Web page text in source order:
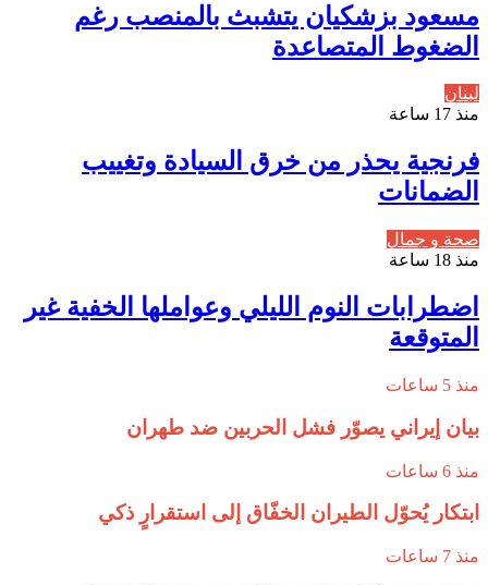
مسعود بزشكيان يتشبث بالمنصب رغم
الضغوط المتصاعدة
لبنان
منذ 17 ساعة
فرنجية يحذر من خرق السيادة وتغييب
الضمانات
صحة و جمال
منذ 18 ساعة
اضطرابات النوم الليلي وعواملها الخفية غير
المتوقعة
منذ 5 ساعات
بيان إيراني يصوّر فشل الحربين ضد طهران
منذ 6 ساعات
ابتكار يُحوّل الطيران الخفّاق إلى استقرارٍ ذكي
منذ 7 ساعات